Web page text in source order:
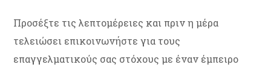
Προσέξτε τις λεπτομέρειες και πριν η μέρα
τελειώσει επικοινωνήστε για τους
επαγγελματικούς σας στόχους με έναν έμπειρο